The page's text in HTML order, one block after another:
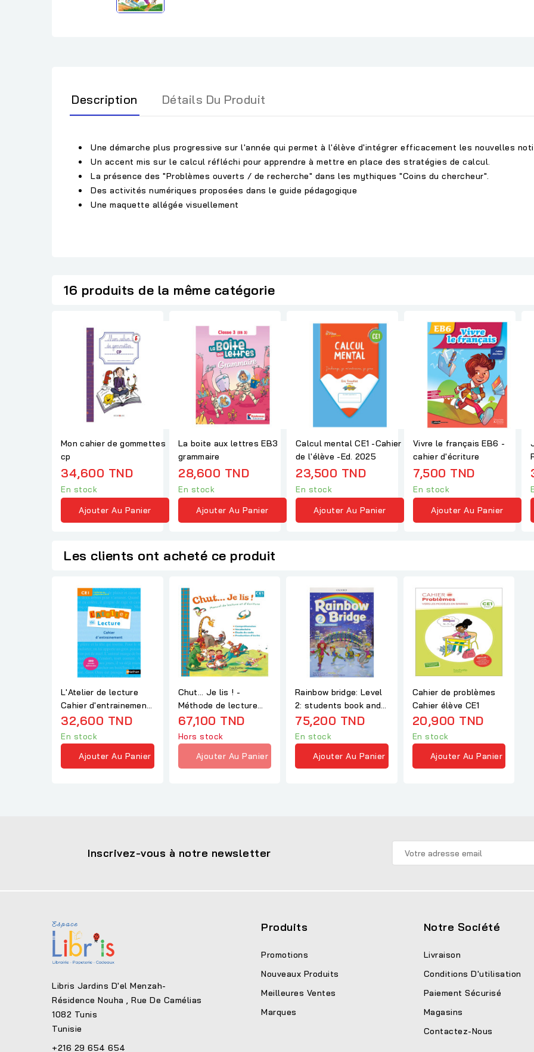
Description Détails Du Produit
Une démarche plus progressive sur l'année qui permet à l'élève d'intégrer efficacement les nouvelles
Un accent mis sur le calcul réfléchi pour apprendre à mettre en place des stratégies de calcul.
La présence des "Problèmes ouverts / de recherche" dans les mythiques "Coins du chercheur".
Des activités numériques proposées dans le guide pédagogique
Une maquette allégée visuellement
16 produits de la même catégorie
Mon cahier de gommettes
cp
34,600 TND
En stock
Ajouter Au Panier
La boite aux lettres EB3
grammaire
28,600 TND
En stock
Ajouter Au Panier
Calcul mental CE1 -Cahier
de l'élève -Ed. 2025
23,500 TND
En stock
Ajouter Au Panier
Vivre le français EB6 -
cahier d'écriture
7,500 TND
En stock
Ajouter Au Panier
Les clients ont acheté ce produit
L'Atelier de lecture
Cahier d'entrainement
CE1
32,600 TND
En stock
Ajouter Au Panier
Chut... Je lis ! -
Méthode de lecture
Livre élève CE1
67,100 TND
Hors stock
Ajouter Au Panier
Rainbow bridge: Level
2: students book and
workbook
75,200 TND
En stock
Ajouter Au Panier
Cahier de problèmes
Cahier élève CE1
20,900 TND
En stock
Ajouter Au Panier
Inscrivez-vous à notre newsletter
Libris Jardins D'el Menzah-
Résidence Nouha , Rue De Camélias
1082 Tunis
Tunisie
+216 29 654 654
Produits
Promotions
Nouveaux Produits
Meilleures Ventes
Marques
Notre Société
Livraison
Conditions D'utilisation
Paiement Sécurisé
Magasins
Contactez-Nous